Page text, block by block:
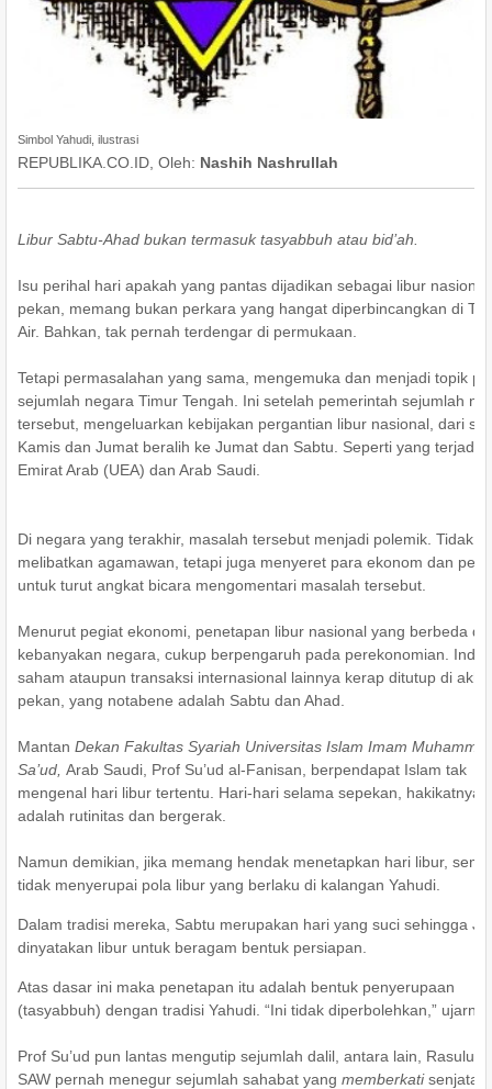
Simbol Yahudi, ilustrasi
REPUBLIKA.CO.ID, Oleh: Nashih Nashrullah
Libur Sabtu-Ahad bukan termasuk tasyabbuh atau bid’ah.
Isu perihal hari apakah yang pantas dijadikan sebagai libur nasional
pekan, memang bukan perkara yang hangat diperbincangkan di
Air. Bahkan, tak pernah terdengar di permukaan.
Tetapi permasalahan yang sama, mengemuka dan menjadi topik
sejumlah negara Timur Tengah. Ini setelah pemerintah sejumlah
tersebut, mengeluarkan kebijakan pergantian libur nasional, dari
Kamis dan Jumat beralih ke Jumat dan Sabtu. Seperti yang terjadi
Emirat Arab (UEA) dan Arab Saudi.
Di negara yang terakhir, masalah tersebut menjadi polemik. Tidak
melibatkan agamawan, tetapi juga menyeret para ekonom dan
untuk turut angkat bicara mengomentari masalah tersebut.
Menurut pegiat ekonomi, penetapan libur nasional yang berbeda
kebanyakan negara, cukup berpengaruh pada perekonomian.
saham ataupun transaksi internasional lainnya kerap ditutup di akhir
pekan, yang notabene adalah Sabtu dan Ahad.
Mantan Dekan Fakultas Syariah Universitas Islam Imam
Sa’ud, Arab Saudi, Prof Su’ud al-Fanisan, berpendapat Islam tak
mengenal hari libur tertentu. Hari-hari selama sepekan, hakikatnya
adalah rutinitas dan bergerak.
Namun demikian, jika memang hendak menetapkan hari libur,
tidak menyerupai pola libur yang berlaku di kalangan Yahudi.
Dalam tradisi mereka, Sabtu merupakan hari yang suci sehingga
dinyatakan libur untuk beragam bentuk persiapan.
Atas dasar ini maka penetapan itu adalah bentuk penyerupaan
(tasyabbuh) dengan tradisi Yahudi. “Ini tidak diperbolehkan,”
Prof Su’ud pun lantas mengutip sejumlah dalil, antara lain,
SAW pernah menegur sejumlah sahabat yang memberkatisenjata